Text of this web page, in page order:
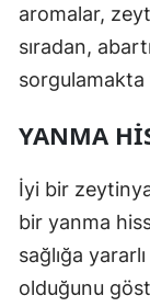
aromalar,
sıradan,
sorgulamakta
YANMA
İyi bir
bir yanma
sağlığa
olduğunu